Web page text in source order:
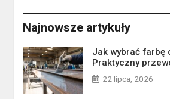
Najnowsze artykuły
Jak wybrać farbę
Praktyczny
22 lipca, 2026